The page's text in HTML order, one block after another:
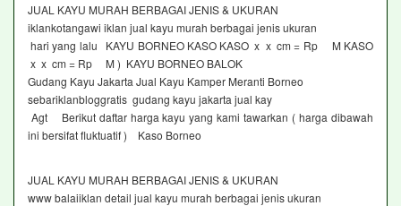
JUAL KAYU MURAH BERBAGAI JENIS & UKURAN
iklankotangawi iklan jual kayu murah berbagai jenis ukuran
hari yang lalu KAYU BORNEO KASO KASO x x cm = Rp M KASO
x x cm = Rp M ) KAYU BORNEO BALOK
Gudang Kayu Jakarta Jual Kayu Kamper Meranti Borneo
sebariklanbloggratis gudang kayu jakarta jual kay
Agt Berikut daftar harga kayu yang kami tawarkan ( harga dibawah
ini bersifat fluktuatif ) Kaso Borneo
JUAL KAYU MURAH BERBAGAI JENIS & UKURAN
www balaiiklan detail jual kayu murah berbagai jenis ukuran